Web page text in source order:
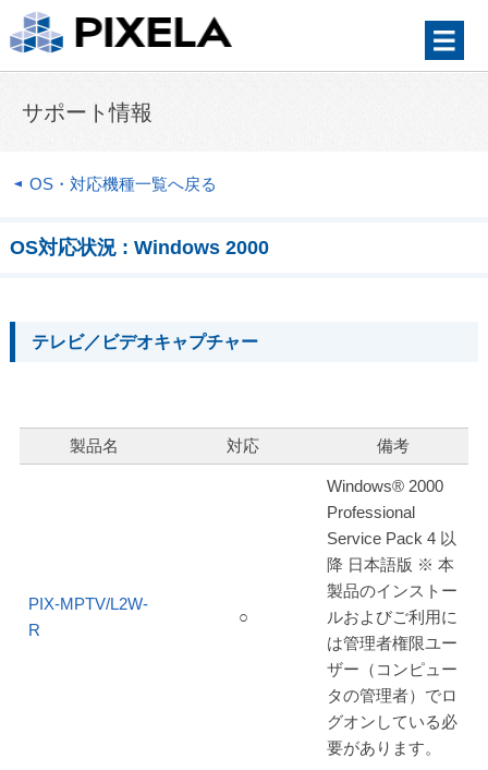
サポート情報
OS・対応機種一覧へ戻る
OS対応状況 : Windows 2000
テレビ／ビデオキャプチャー
製品名 対応 備考
PIX-MPTV/L2W-
R
○
Windows® 2000
Professional
Service Pack 4 以
降 日本語版 ※ 本
製品のインストー
ルおよびご利用に
は管理者権限ユー
ザー（コンピュー
タの管理者）でロ
グオンしている必
要があります。